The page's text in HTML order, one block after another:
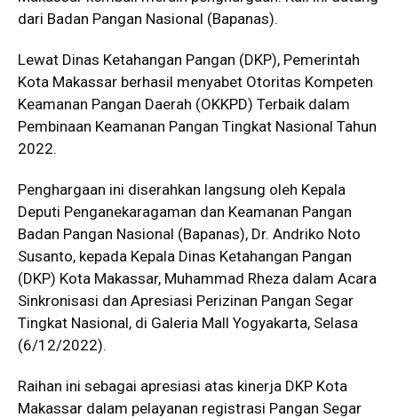
dari Badan Pangan Nasional (Bapanas).
Lewat Dinas Ketahangan Pangan (DKP), Pemerintah
Kota Makassar berhasil menyabet Otoritas Kompeten
Keamanan Pangan Daerah (OKKPD) Terbaik dalam
Pembinaan Keamanan Pangan Tingkat Nasional Tahun
2022.
Penghargaan ini diserahkan langsung oleh Kepala
Deputi Penganekaragaman dan Keamanan Pangan
Badan Pangan Nasional (Bapanas), Dr. Andriko Noto
Susanto, kepada Kepala Dinas Ketahangan Pangan
(DKP) Kota Makassar, Muhammad Rheza dalam Acara
Sinkronisasi dan Apresiasi Perizinan Pangan Segar
Tingkat Nasional, di Galeria Mall Yogyakarta, Selasa
(6/12/2022).
Raihan ini sebagai apresiasi atas kinerja DKP Kota
Makassar dalam pelayanan registrasi Pangan Segar